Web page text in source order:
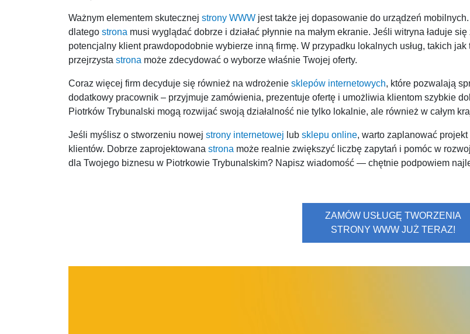
Ważnym elementem skutecznej strony WWW jest także jej dopasowanie do urządzeń
dlatego strona musi wyglądać dobrze i działać płynnie na małym ekranie. Jeśli witryna ładuje
potencjalny klient prawdopodobnie wybierze inną firmę. W przypadku lokalnych usług, takich
przejrzysta strona może zdecydować o wyborze właśnie Twojej oferty.
Coraz więcej firm decyduje się również na wdrożenie sklepów internetowych, które pozwalają
dodatkowy pracownik – przyjmuje zamówienia, prezentuje ofertę i umożliwia klientom szybkie
Piotrków Trybunalski mogą rozwijać swoją działalność nie tylko lokalnie, ale również w całym
Jeśli myślisz o stworzeniu nowej strony internetowej lub sklepu online, warto zaplanować
klientów. Dobrze zaprojektowana strona może realnie zwiększyć liczbę zapytań i pomóc w
dla Twojego biznesu w Piotrkowie Trybunalskim? Napisz wiadomość — chętnie podpowiem
ZAMÓW USŁUGĘ TWORZENIA
STRONY WWW JUŻ TERAZ!